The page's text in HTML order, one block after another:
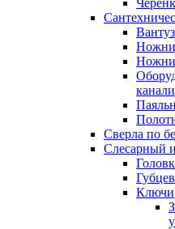
Сверла по
Слесарный
Ключи